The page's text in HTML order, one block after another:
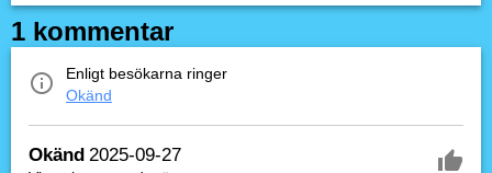
1 kommentar
Enligt besökarna ringer
Okänd
Okänd 2025-09-27